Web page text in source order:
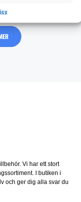
Vi har ett stort
I butiken i
och ger dig alla svar du